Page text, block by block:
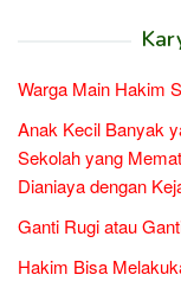
Warga Main Hakim
Anak Kecil Banyak
Sekolah yang
Dianiaya dengan
Ganti Rugi atau
Hakim Bisa